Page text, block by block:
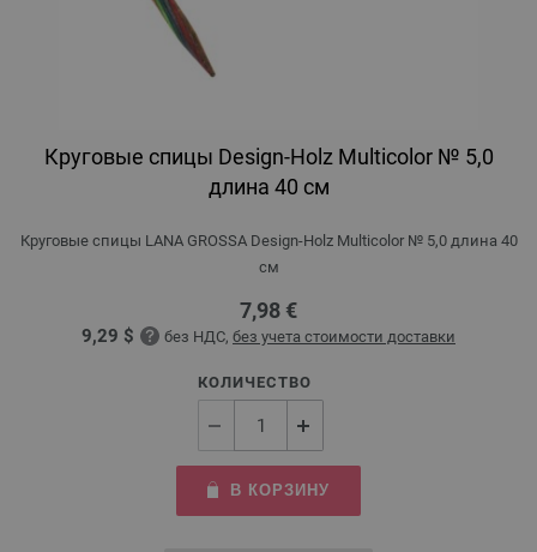
Круговые спицы Design-Holz Multicolor № 5,0
длина 40 см
Круговые спицы LANA GROSSA Design-Holz Multicolor № 5,0 длина 40
см
7,98 €
9,29 $ без НДС, без учета стоимости доставки
КОЛИЧЕСТВО
В КОРЗИНУ